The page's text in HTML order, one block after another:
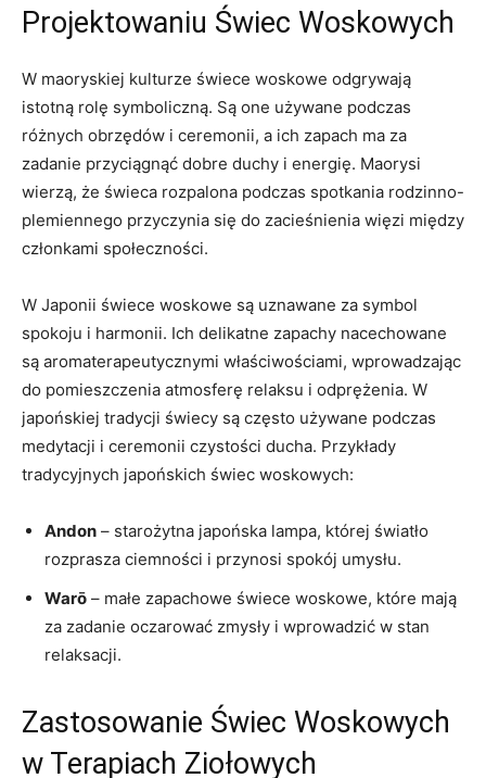
⁤Projektowaniu Świec Woskowych
W maoryskiej kulturze świece woskowe odgrywają
istotną rolę symboliczną. Są one używane podczas
różnych obrzędów ⁣i ceremonii, a ich zapach ma za
zadanie przyciągnąć dobre duchy i energię. ⁢Maorysi
wierzą, że świeca rozpalona podczas spotkania rodzinno-
plemiennego przyczynia‍ się ‌do zacieśnienia więzi między
członkami społeczności.
W Japonii świece woskowe są uznawane za symbol
spokoju i harmonii. Ich delikatne zapachy⁣ nacechowane
są aromaterapeutycznymi ‌właściwościami, wprowadzając
do pomieszczenia atmosferę relaksu i odprężenia. W ​
japońskiej tradycji świecy są często używane podczas
medytacji i ceremonii czystości​ ducha. Przykłady
tradycyjnych japońskich świec woskowych:
Andon – starożytna japońska lampa, której światło
rozprasza ciemności i przynosi ​spokój umysłu.
Warō – małe zapachowe świece ⁤woskowe, które mają
za zadanie oczarować zmysły i wprowadzić w stan ​
relaksacji.
Zastosowanie Świec Woskowych
⁢w‌ Terapiach Ziołowych